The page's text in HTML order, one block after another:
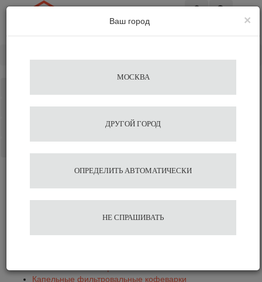
Избранное
СУПЕРАВТОМАТЫ JURA
Капельные фильтровальные кофеварки
×
Ваш город
МОСКВА
ДРУГОЙ ГОРОД
ОПРЕДЕЛИТЬ АВТОМАТИЧЕСКИ
НЕ СПРАШИВАТЬ